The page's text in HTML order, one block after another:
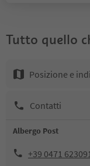
Tutto quello
Posizione e
Contatti
Albergo Post
+39 0471